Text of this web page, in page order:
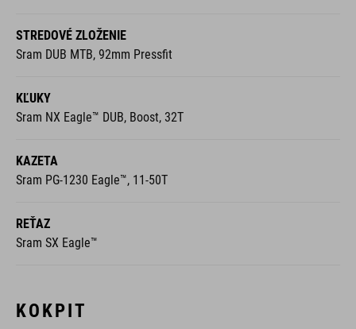
STREDOVÉ ZLOŽENIE
Sram DUB MTB, 92mm Pressfit
KĽUKY
Sram NX Eagle™ DUB, Boost, 32T
KAZETA
Sram PG-1230 Eagle™, 11-50T
REŤAZ
Sram SX Eagle™
KOKPIT